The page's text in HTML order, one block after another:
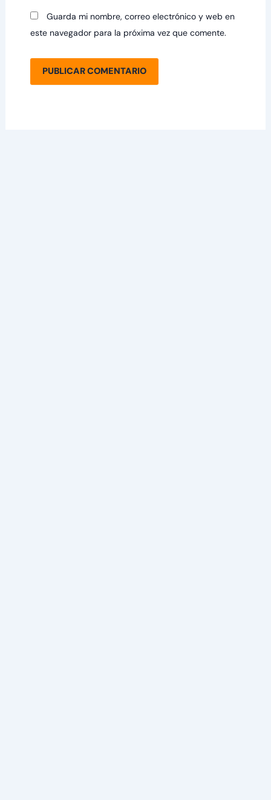
Guarda mi nombre, correo electrónico y web en
este navegador para la próxima vez que comente.